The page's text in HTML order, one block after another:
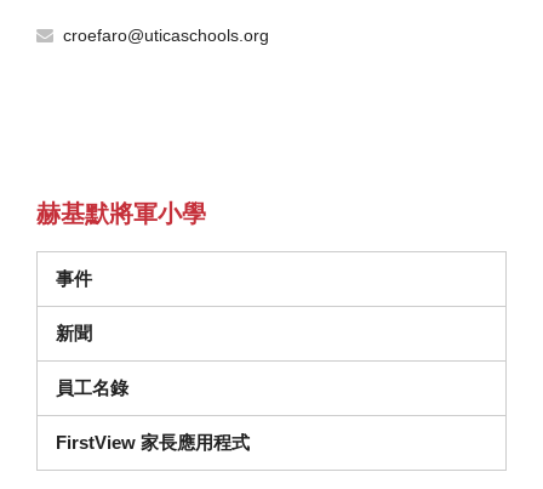
croefaro@uticaschools.org
赫基默將軍小學
事件
新聞
員工名錄
FirstView 家長應用程式